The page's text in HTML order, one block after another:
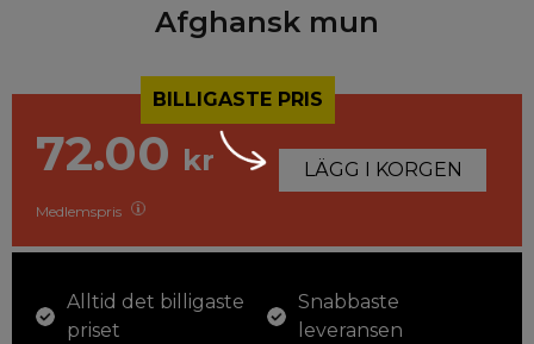
Afghansk mun
BILLIGASTE PRIS
72.00 kr
Medlemspris
LÄGG I KORGEN
Alltid det billigaste
priset
Snabbaste
leveransen